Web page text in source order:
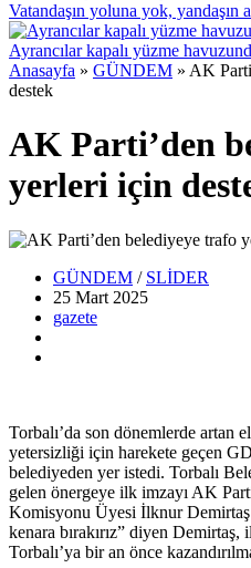
Vatandaşın yoluna yok, yandaşın
Ayrancılar kapalı yüzme
Anasayfa » GÜNDEM » AK
destek
AK Parti’den
yerleri için
GÜNDEM / SLİDER
25 Mart 2025
gazete
Torbalı’da son dönemlerde artan
yetersizliği için harekete geçen
belediyeden yer istedi. Torbalı
gelen önergeye ilk imzayı AK
Komisyonu Üyesi İlknur Demirtaş
kenara bırakırız” diyen
Torbalı’ya bir an önce